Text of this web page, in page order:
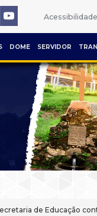
Acessibilidade
DOME SERVIDOR
de Educação